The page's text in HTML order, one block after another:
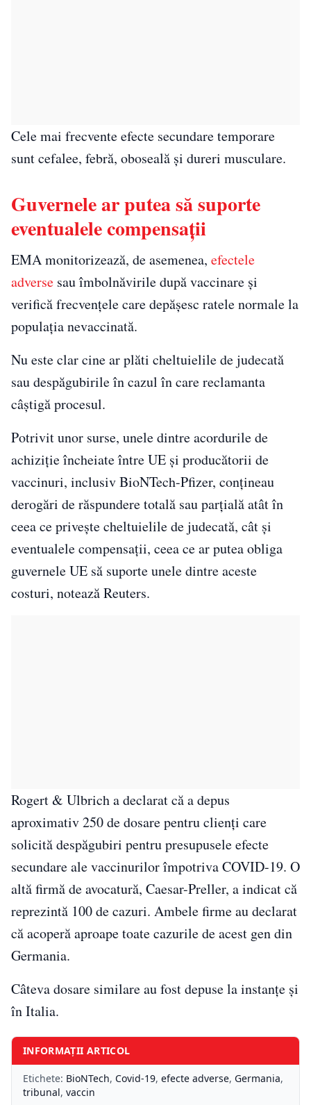
Cele mai frecvente efecte secundare temporare
sunt cefalee, febră, oboseală şi dureri musculare.
Guvernele ar putea să suporte
eventualele compensații
EMA monitorizează, de asemenea, efectele
adverse sau îmbolnăvirile după vaccinare şi
verifică frecvenţele care depăşesc ratele normale la
populaţia nevaccinată.
Nu este clar cine ar plăti cheltuielile de judecată
sau despăgubirile în cazul în care reclamanta
câştigă procesul.
Potrivit unor surse, unele dintre acordurile de
achiziţie încheiate între UE şi producătorii de
vaccinuri, inclusiv BioNTech-Pfizer, conţineau
derogări de răspundere totală sau parţială atât în
ceea ce priveşte cheltuielile de judecată, cât şi
eventualele compensaţii, ceea ce ar putea obliga
guvernele UE să suporte unele dintre aceste
costuri, notează Reuters.
Rogert & Ulbrich a declarat că a depus
aproximativ 250 de dosare pentru clienţi care
solicită despăgubiri pentru presupusele efecte
secundare ale vaccinurilor împotriva COVID-19. O
altă firmă de avocatură, Caesar-Preller, a indicat că
reprezintă 100 de cazuri. Ambele firme au declarat
că acoperă aproape toate cazurile de acest gen din
Germania.
Câteva dosare similare au fost depuse la instanţe şi
în Italia.
INFORMAȚII ARTICOL
Etichete: BioNTech, Covid-19, efecte adverse, Germania,
tribunal, vaccin